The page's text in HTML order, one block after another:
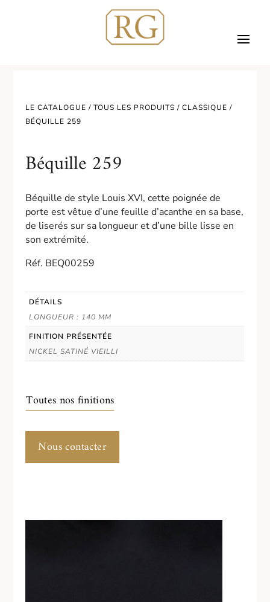
LE CATALOGUE /TOUS LES PRODUITS /CLASSIQUE /
BÉQUILLE 259
Béquille 259
Béquille de style Louis XVI, cette poignée de
porte est vêtue d’une feuille d’acanthe en sa base,
de liserés sur sa longueur et d’une bille lisse en
son extrémité.
Réf. BEQ00259
DÉTAILS
LONGUEUR : 140 MM
FINITION PRÉSENTÉE
NICKEL SATINÉ VIEILLI
Toutes nos finitions
Nous contacter